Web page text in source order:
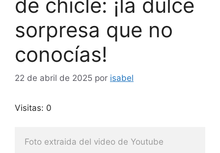
sorpresa que no
conocías!
22 de abril de 2025 por isabel
Visitas: 0
Foto extraida del video de Youtube